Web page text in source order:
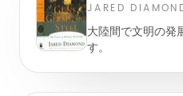
JARED
大陸間で文明の発
す。